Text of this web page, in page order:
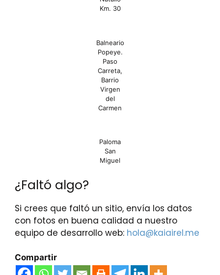
Km. 30
Balneario
Popeye.
Paso
Carreta,
Barrio
Virgen
del
Carmen
Paloma
San
Miguel
¿Faltó algo?
Si crees que faltó un sitio, envía los datos
con fotos en buena calidad a nuestro
equipo de desarrollo web: hola@kaiairel.me
Compartir